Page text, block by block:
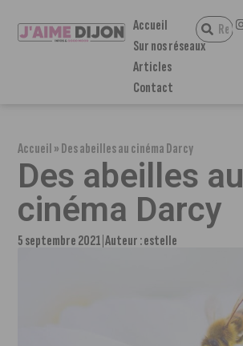
Accueil
Sur nos réseaux
Articles
Contact
Accueil»Des abeilles au cinéma Darcy
Des abeilles au
cinéma Darcy
5 septembre 2021 Auteur :estelle